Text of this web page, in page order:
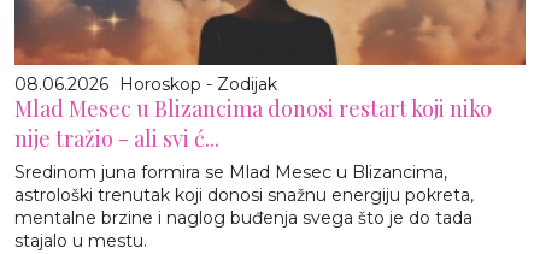
08.06.2026 Horoskop - Zodijak
Mlad Mesec u Blizancima donosi restart koji niko
nije tražio - ali svi ć...
Sredinom juna formira se Mlad Mesec u Blizancima,
astrološki trenutak koji donosi snažnu energiju pokreta,
mentalne brzine i naglog buđenja svega što je do tada
stajalo u mestu.